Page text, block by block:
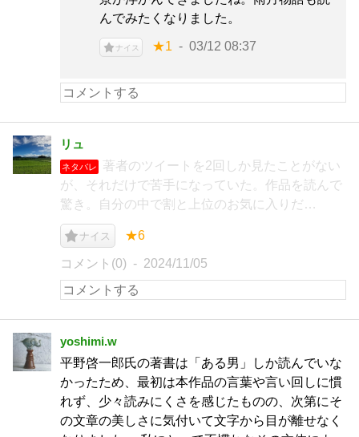
んでみたくなりました。
ナイス ★1 03/12 08:37
リュ
ネタバレ
著者のツイートを2回しか見たことがない
が、それだけで苦手になっていた。作品を読んで
驚き。自分の中で割と上位のお気に入りだ…
ナイス ★6
コメント(0) 2024/11/05
yoshimi.w
平野啓一郎氏の著書は「ある男」しか読んでいな
かったため、最初は本作品の言葉や言い回しに慣
れず、少々読みにくさを感じたものの、次第にそ
の文章の美しさに気付いて文字から目が離せなく